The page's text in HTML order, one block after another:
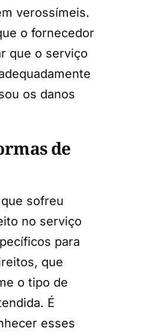
verossímeis.
o fornecedor
que o serviço
os danos
de
sofreu
no serviço
para
que
o tipo de
É
esses